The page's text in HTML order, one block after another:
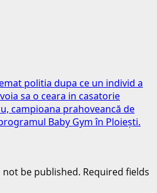
politia dupa ce un individ a
sa o ceara in casatorie
campioana prahoveancă de
Baby Gym în Ploiești.
be published. Required fields